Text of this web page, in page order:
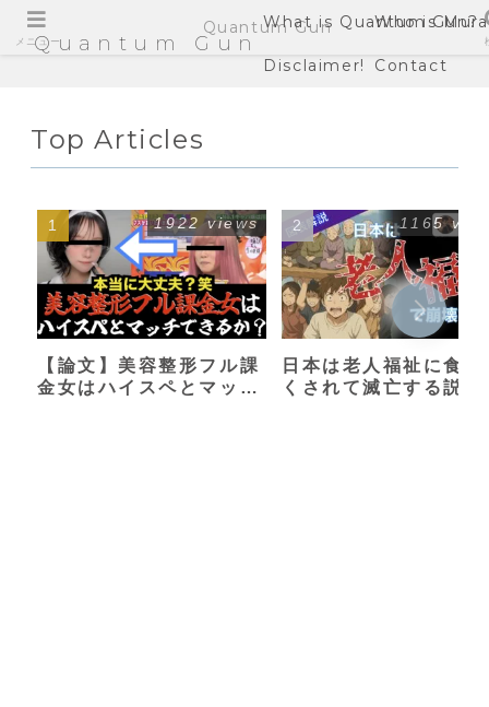
Quantum Gun
What is Quantum Gun?
Who is
Disclaimer! Contact
Top Articles
【論文】美容整形フル課
金女はハイスペとマッチ
1922 views
日本は老人福祉に食い
くされて滅亡する説
1165
メニュー
Quantum Gun